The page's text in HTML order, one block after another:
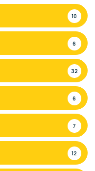
10
6
32
6
7
12